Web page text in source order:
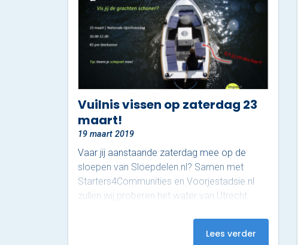
Vuilnis vissen op zaterdag 23
maart!
19 maart 2019
Vaar jij aanstaande zaterdag mee op de
sloepen van Sloepdelen.nl? Samen met
Starters4Communities en Voorjestadsie.nl
zullen wij proberen het water van Utrecht
zakken, drinkflesjes en overig zwerfafval is
een groot probleem in de UtrechtseLees verder